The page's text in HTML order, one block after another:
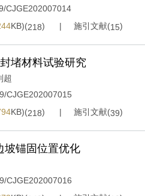
CJGE202007014
KB)(218) 施引文献(15)
堵材料试验研究
超
CJGE202007015
KB)(218) 施引文献(39)
坡锚固位置优化
CJGE202007016